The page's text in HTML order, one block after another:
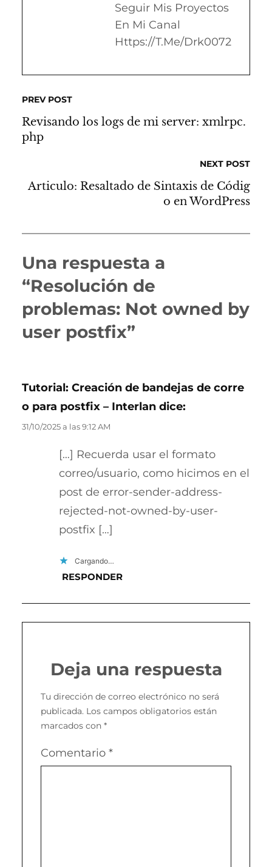
Seguir Mis Proyectos
En Mi Canal
Https://t.me/drk0072
PREV POST
Revisando los logs de mi server: xmlrpc.
php
NEXT POST
Articulo: Resaltado de Sintaxis de Códig
o en WordPress
Una respuesta a
“Resolución de
problemas: Not owned by
user postfix”
Tutorial: Creación de bandejas de corre
o para postfix – Interlan dice:
31/10/2025 a las 9:12 AM
[…] Recuerda usar el formato
correo/usuario, como hicimos en el
post de error-sender-address-
rejected-not-owned-by-user-
postfix […]
Cargando…
RESPONDER
Deja una respuesta
Tu dirección de correo electrónico no será
publicada. Los campos obligatorios están
marcados con *
Comentario *